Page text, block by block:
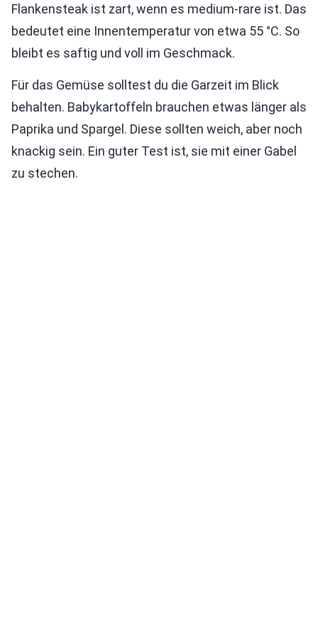
Flankensteak ist zart, wenn es medium-rare ist. Das
bedeutet eine Innentemperatur von etwa 55 °C. So
bleibt es saftig und voll im Geschmack.
Für das Gemüse solltest du die Garzeit im Blick
behalten. Babykartoffeln brauchen etwas länger als
Paprika und Spargel. Diese sollten weich, aber noch
knackig sein. Ein guter Test ist, sie mit einer Gabel
zu stechen.